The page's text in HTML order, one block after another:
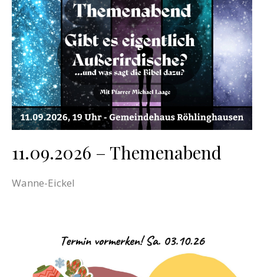
11.09.2026 – Themenabend
Wanne-Eickel